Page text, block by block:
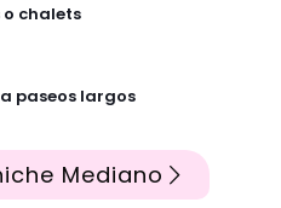
chalets
paseos largos
Mediano